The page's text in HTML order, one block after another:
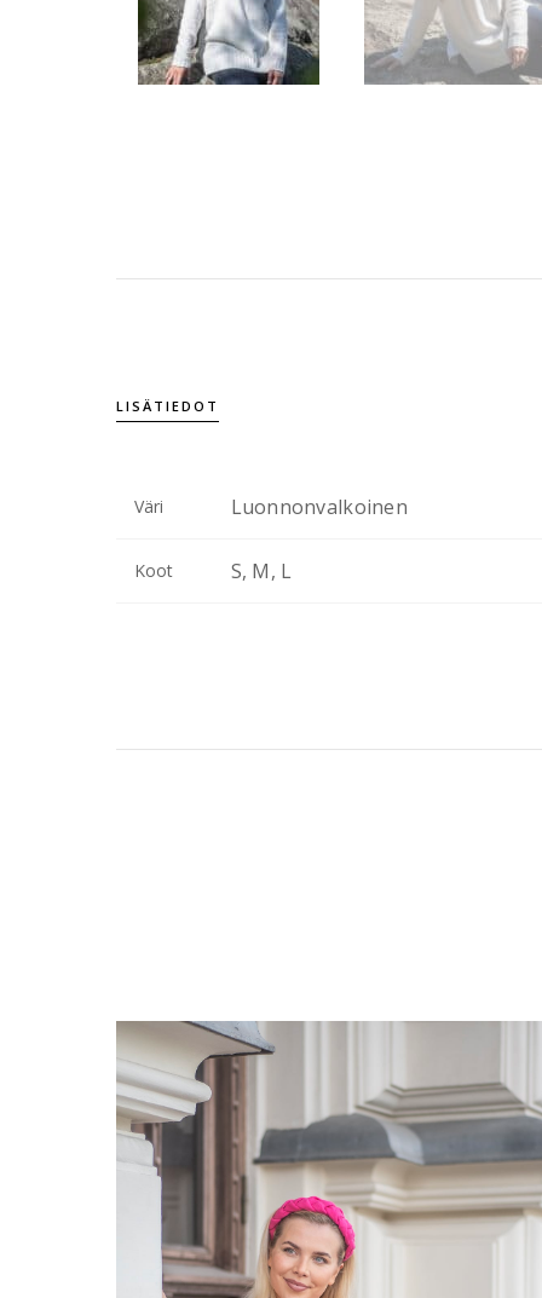
LISÄTIEDOT
Väri Luonnonvalkoinen
Koot S, M, L